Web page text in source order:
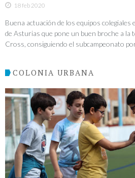
18 feb 2020
Buena actuación de los equipos colegiales
de Asturias que pone un buen broche a la
Cross, consiguiendo el subcampeonato
COLONIA URBANA